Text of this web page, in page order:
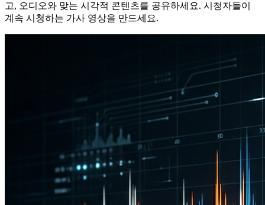
고, 오디오와 맞는 시각적 콘텐츠를 공유하세요. 시청자들이
계속 시청하는 가사 영상을 만드세요.